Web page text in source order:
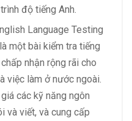
độ tiếng Anh.
Language Testing
một bài kiểm tra tiếng
nhận rộng rãi cho
việc làm ở nước ngoài.
các kỹ năng ngôn
và viết, và cung cấp